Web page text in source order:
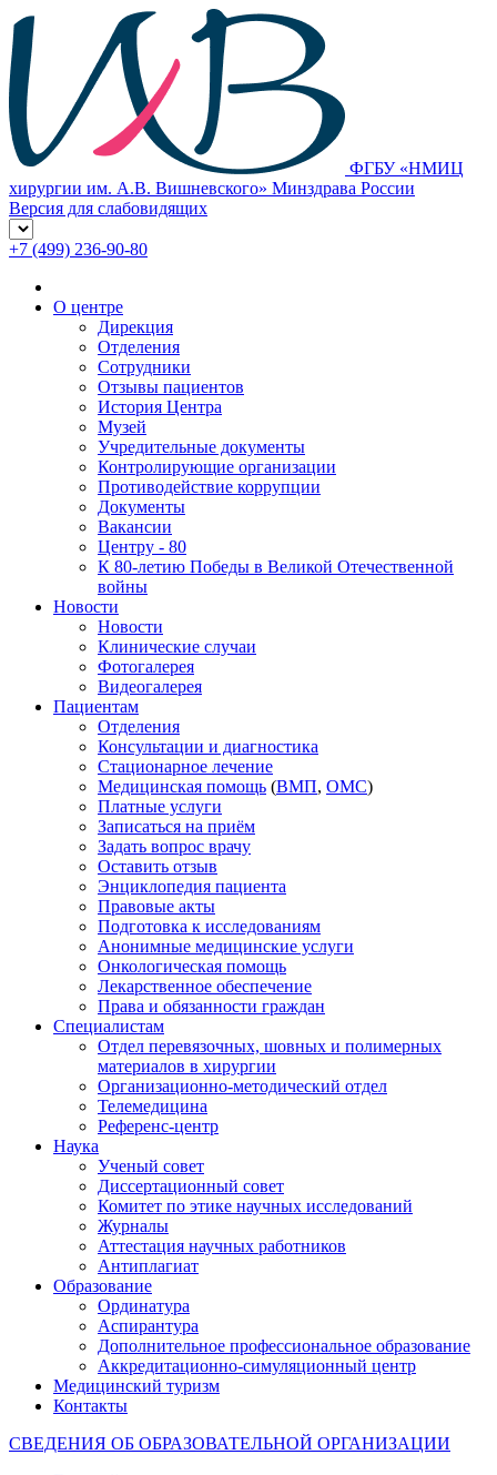
ФГБУ «НМИЦ
хирургии им. А.В. Вишневского» Минздрава России
Версия для слабовидящих
+7 (499) 236-90-80
О центре
Дирекция
Отделения
Сотрудники
Отзывы пациентов
История Центра
Музей
Учредительные документы
Контролирующие организации
Противодействие коррупции
Документы
Вакансии
Центру - 80
К 80-летию Победы в Великой Отечественной
войны
Новости
Новости
Клинические случаи
Фотогалерея
Видеогалерея
Пациентам
Отделения
Консультации и диагностика
Стационарное лечение
Медицинская помощь (ВМП, ОМС)
Платные услуги
Записаться на приём
Задать вопрос врачу
Оставить отзыв
Энциклопедия пациента
Правовые акты
Подготовка к исследованиям
Анонимные медицинские услуги
Онкологическая помощь
Лекарственное обеспечение
Права и обязанности граждан
Специалистам
Отдел перевязочных, шовных и полимерных
материалов в хирургии
Организационно-методический отдел
Телемедицина
Референс-центр
Наука
Ученый совет
Диссертационный совет
Комитет по этике научных исследований
Журналы
Аттестация научных работников
Антиплагиат
Образование
Ординатура
Аспирантура
Дополнительное профессиональное образование
Аккредитационно-симуляционный центр
Медицинский туризм
Контакты
СВЕДЕНИЯ ОБ ОБРАЗОВАТЕЛЬНОЙ ОРГАНИЗАЦИИ